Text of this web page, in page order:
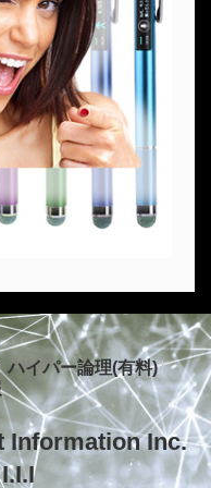
ハイパー論理(有料)
Information Inc.